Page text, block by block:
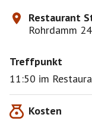
Restaurant
Rohrdamm
Treffpunkt
11:50 im
Kosten